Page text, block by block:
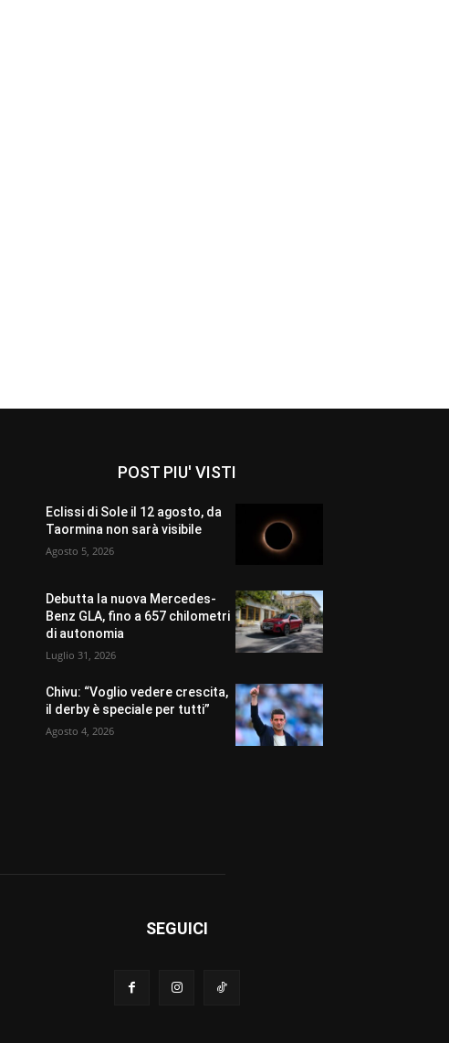
POST PIU' VISTI
Eclissi di Sole il 12 agosto, da
Taormina non sarà visibile
Agosto 5, 2026
Debutta la nuova Mercedes-
Benz GLA, fino a 657 chilometri
di autonomia
Luglio 31, 2026
Chivu: “Voglio vedere crescita,
il derby è speciale per tutti”
Agosto 4, 2026
SEGUICI